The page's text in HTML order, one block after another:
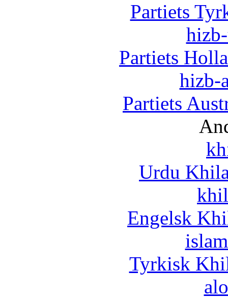
Partiets
Partiets
hizb-
Partiets
Urdu
Engelsk
Tyrkisk